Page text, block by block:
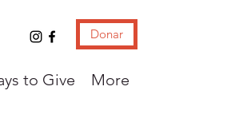
Donar
to Give More